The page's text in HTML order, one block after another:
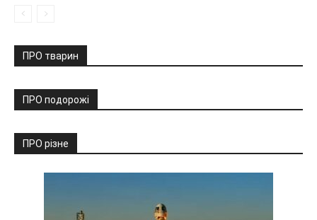
ПРО тварин
ПРО подорожі
ПРО різне